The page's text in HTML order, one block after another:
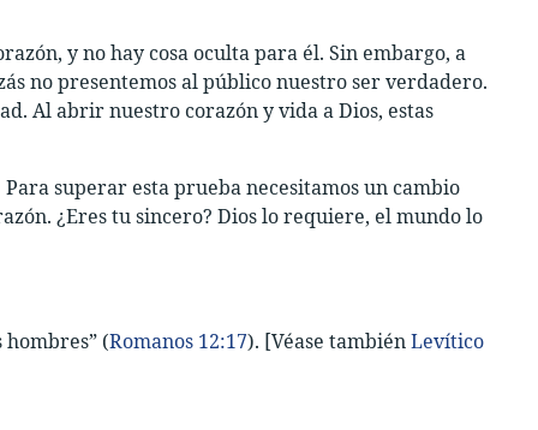
y no hay cosa oculta para él. Sin embargo, a
no presentemos al público nuestro ser verdadero.
Al abrir nuestro corazón y vida a Dios, estas
superar esta prueba necesitamos un cambio
¿Eres tu sincero? Dios lo requiere, el mundo lo
(Romanos 12:17). [Véase tambiénLevítico